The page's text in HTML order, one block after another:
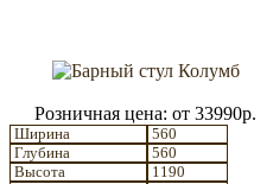
Розничная цена: от 33990р.
Ширина
560
Глубина
560
Высота
1190